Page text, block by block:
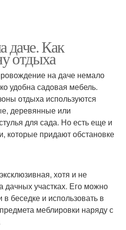
даче. Как
отдыха
на даче немало
удобна садовая мебель.
отдыха используются
деревянные или
для сада. Но есть еще и
которые придают обстановке
хотя и не
дачных участках. Его можно
беседке и использовать в
меблировки наряду с